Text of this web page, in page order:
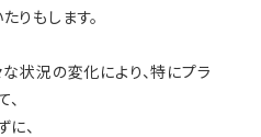
りもします。
状況の変化により、特にプラ
、